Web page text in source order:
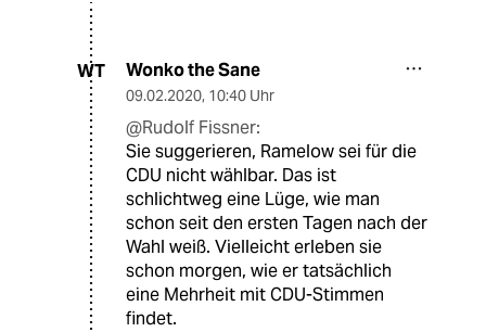
WT Wonko the Sane
09.02.2020, 10:40 Uhr
@Rudolf Fissner:
Sie suggerieren, Ramelow sei für die
CDU nicht wählbar. Das ist
schlichtweg eine Lüge, wie man
schon seit den ersten Tagen nach der
Wahl weiß. Vielleicht erleben sie
schon morgen, wie er tatsächlich
eine Mehrheit mit CDU-Stimmen
findet.